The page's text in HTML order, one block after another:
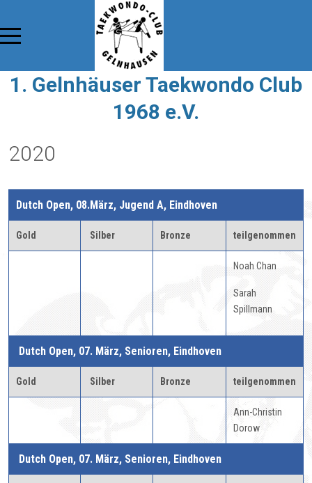
1. Gelnhäuser Taekwondo Club
1968 e.V.
2020
Dutch Open, 08.März, Jugend A, Eindhoven
Gold Silber Bronze teilgenommen
Noah Chan
Sarah
Spillmann
Dutch Open, 07. März, Senioren, Eindhoven
Gold Silber Bronze teilgenommen
Ann-Christin
Dorow
Dutch Open, 07. März, Senioren, Eindhoven